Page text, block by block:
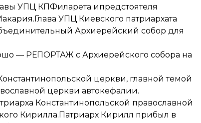
УПЦ КПФиларета ипредстоятеля
УПЦ Киевского патриархата
Архиерейский собор для
— РЕПОРТАЖ с Архиерейского собора на
церкви, главной темой
церкви автокефалии.
Константинопольской православной
Кирилла.Патриарх Кирилл прибыл в